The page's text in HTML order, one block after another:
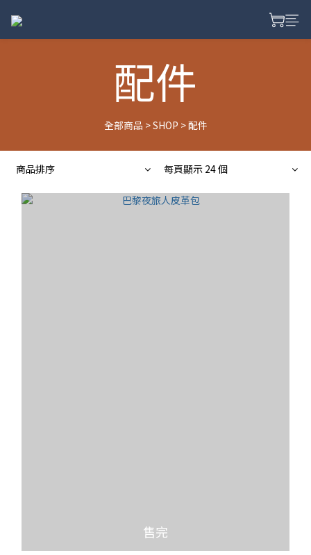
配件
全部商品 >SHOP >配件
商品排序 每頁顯示 24 個
售完